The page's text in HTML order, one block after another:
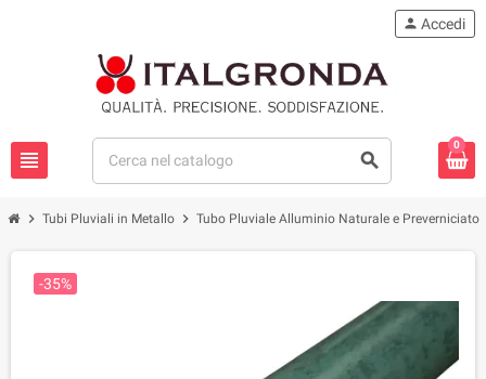
view_headline search
person Accedi
0
chevron_right Tubi Pluviali in Metallo chevron_right Tubo Pluviale Alluminio Naturale e Preverniciato
-35%